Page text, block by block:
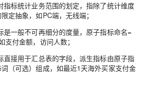
指标统计业务范围的划定，指除了统计维度
定抽象，如PC端，无线端；
是一般不可再细分的度量，原子指标命名=
支付金额，访问人数；
直接用于汇总表的字段，派生指标由原子指
（可选）组成，如最近1天海外买家支付金